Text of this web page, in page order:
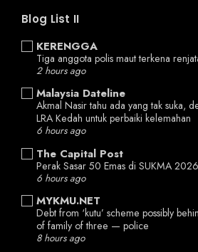
Blog List II
KERENGGA
Tiga anggota polis maut terkena
2 hours ago
Malaysia Dateline
Akmal Nasir tahu ada yang tak suka,
LRA Kedah untuk perbaiki kelemahan
6 hours ago
The Capital Post
Perak Sasar 50 Emas di SUKMA 2026
6 hours ago
MYKMU.NET
Debt from ‘kutu’ scheme possibly
of family of three — police
8 hours ago